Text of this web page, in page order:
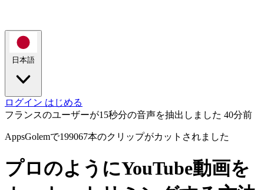
日本語
ログイン はじめる
フランスのユーザーが15秒分の音声を抽出しました 40分前
AppsGolemで199067本のクリップがカットされました
プロのようにYouTube動画を